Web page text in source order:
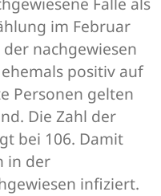
im Februar
nachgewiesen
positiv auf
Personen gelten
Die Zahl der
bei 106. Damit
in der
infiziert.